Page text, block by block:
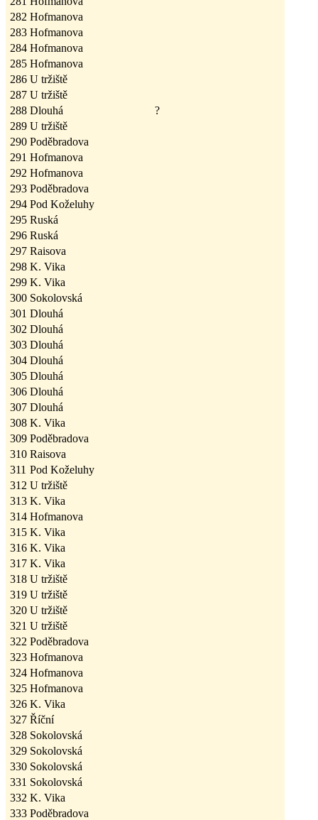
282 Hofmanova
283 Hofmanova
284 Hofmanova
285 Hofmanova
286 U tržiště
287 U tržiště
288 Dlouhá
?
289 U tržiště
290 Poděbradova
291 Hofmanova
292 Hofmanova
293 Poděbradova
294 Pod Koželuhy
295 Ruská
296 Ruská
297 Raisova
298 K. Vika
299 K. Vika
300 Sokolovská
301 Dlouhá
302 Dlouhá
303 Dlouhá
304 Dlouhá
305 Dlouhá
306 Dlouhá
307 Dlouhá
308 K. Vika
309 Poděbradova
310 Raisova
311 Pod Koželuhy
312 U tržiště
313 K. Vika
314 Hofmanova
315 K. Vika
316 K. Vika
317 K. Vika
318 U tržiště
319 U tržiště
320 U tržiště
321 U tržiště
322 Poděbradova
323 Hofmanova
324 Hofmanova
325 Hofmanova
326 K. Vika
327 Říční
328 Sokolovská
329 Sokolovská
330 Sokolovská
331 Sokolovská
332 K. Vika
333 Poděbradova